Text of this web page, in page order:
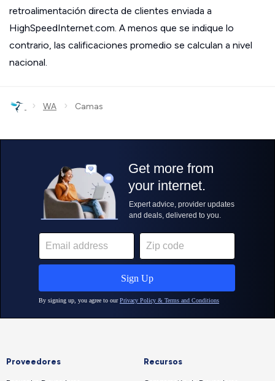
retroalimentación directa de clientes enviada a
HighSpeedInternet.com. A menos que se indique lo
contrario, las calificaciones promedio se calculan a nivel
nacional.
› WA › Camas
Proveedores Recursos